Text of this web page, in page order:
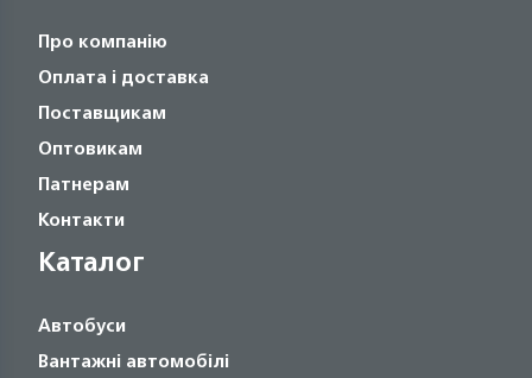
Про компанію
Оплата і доставка
Поставщикам
Оптовикам
Патнерам
Контакти
Каталог
Автобуси
Вантажні автомобілі